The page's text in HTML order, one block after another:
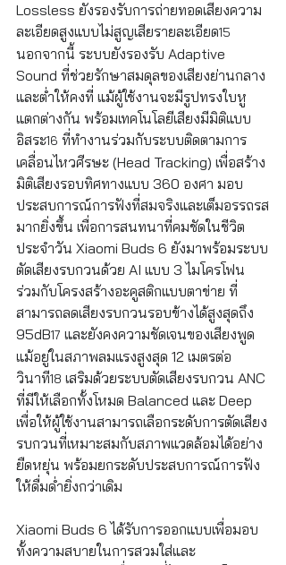
Lossless ยังรองรับการถ่ายทอดเสียงความ
ละเอียดสูงแบบไม่สูญเสียรายละเอียด15
นอกจากนี้ ระบบยังรองรับ Adaptive
Sound ที่ช่วยรักษาสมดุลของเสียงย่านกลาง
และต่ำให้คงที่ แม้ผู้ใช้งานจะมีรูปทรงใบหู
แตกต่างกัน พร้อมเทคโนโลยีเสียงมีมิติแบบ
อิสระ16 ที่ทำงานร่วมกับระบบติดตามการ
เคลื่อนไหวศีรษะ (Head Tracking) เพื่อสร้าง
มิติเสียงรอบทิศทางแบบ 360 องศา มอบ
ประสบการณ์การฟังที่สมจริงและเต็มอรรถรส
มากยิ่งขึ้น เพื่อการสนทนาที่คมชัดในชีวิต
ประจำวัน Xiaomi Buds 6 ยังมาพร้อมระบบ
ตัดเสียงรบกวนด้วย AI แบบ 3 ไมโครโฟน
ร่วมกับโครงสร้างอะคูสติกแบบตาข่าย ที่
สามารถลดเสียงรบกวนรอบข้างได้สูงสุดถึง
95dB17 และยังคงความชัดเจนของเสียงพูด
แม้อยู่ในสภาพลมแรงสูงสุด 12 เมตรต่อ
วินาที18 เสริมด้วยระบบตัดเสียงรบกวน ANC
ที่มีให้เลือกทั้งโหมด Balanced และ Deep
เพื่อให้ผู้ใช้งานสามารถเลือกระดับการตัดเสียง
รบกวนที่เหมาะสมกับสภาพแวดล้อมได้อย่าง
ยืดหยุ่น พร้อมยกระดับประสบการณ์การฟัง
ให้ดื่มด่ำยิ่งกว่าเดิม
Xiaomi Buds 6 ได้รับการออกแบบเพื่อมอบ
ทั้งความสบายในการสวมใส่และ